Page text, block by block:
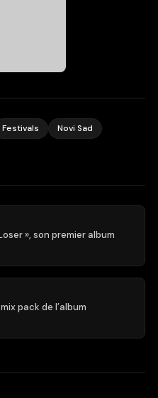
Festivals
Novi Sad
», son premier album
pack de l’album